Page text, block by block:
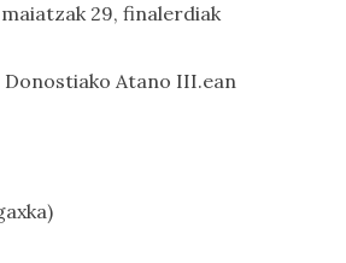
29, finalerdiak
Donostiako Atano III.ean